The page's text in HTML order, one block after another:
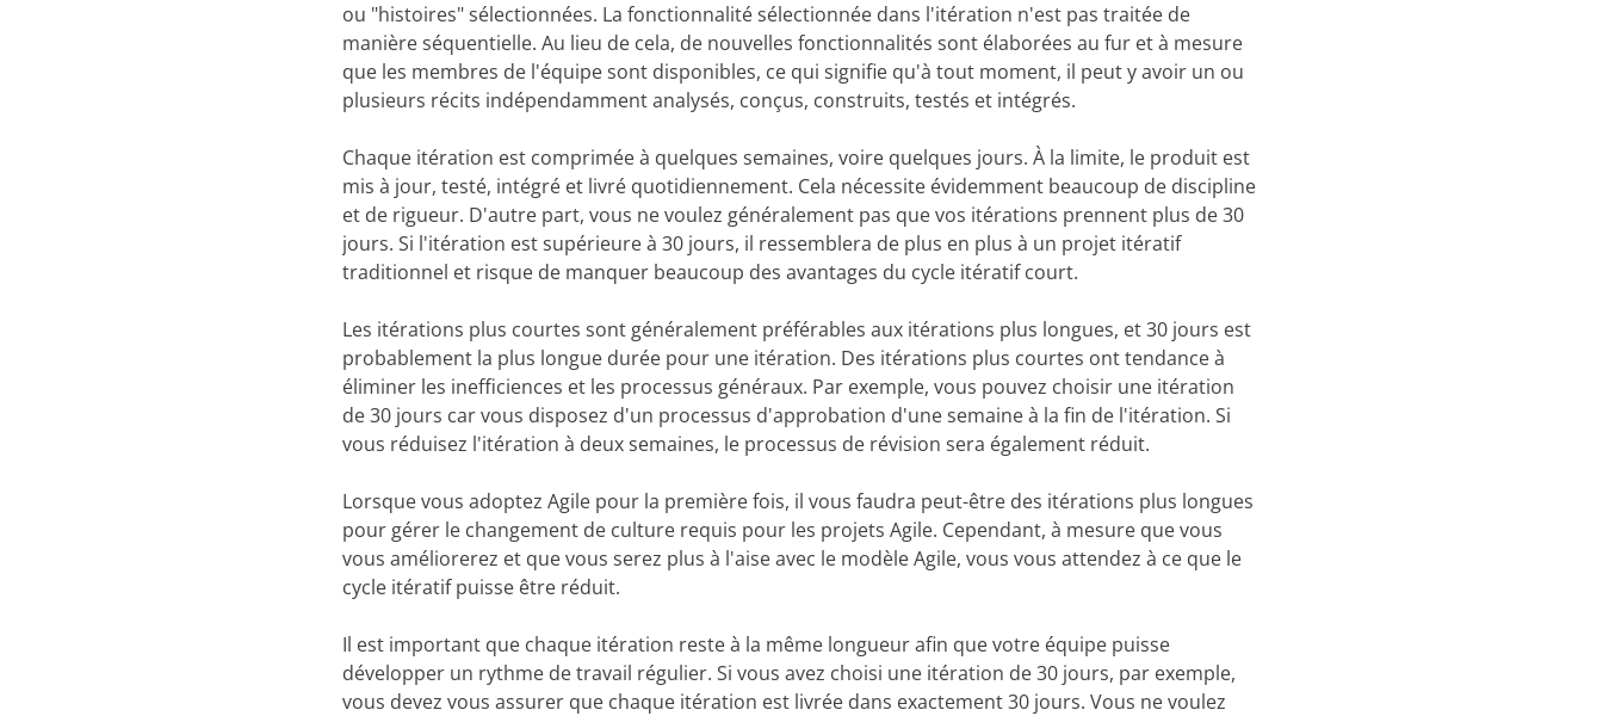
ou "histoires" sélectionnées. La fonctionnalité sélectionnée dans l'itération n'est pas traitée de
manière séquentielle. Au lieu de cela, de nouvelles fonctionnalités sont élaborées au fur et à mesure
que les membres de l'équipe sont disponibles, ce qui signifie qu'à tout moment, il peut y avoir un ou
plusieurs récits indépendamment analysés, conçus, construits, testés et intégrés.
Chaque itération est comprimée à quelques semaines, voire quelques jours. À la limite, le produit est
mis à jour, testé, intégré et livré quotidiennement. Cela nécessite évidemment beaucoup de discipline
et de rigueur. D'autre part, vous ne voulez généralement pas que vos itérations prennent plus de 30
jours. Si l'itération est supérieure à 30 jours, il ressemblera de plus en plus à un projet itératif
traditionnel et risque de manquer beaucoup des avantages du cycle itératif court.
Les itérations plus courtes sont généralement préférables aux itérations plus longues, et 30 jours est
probablement la plus longue durée pour une itération. Des itérations plus courtes ont tendance à
éliminer les inefficiences et les processus généraux. Par exemple, vous pouvez choisir une itération
de 30 jours car vous disposez d'un processus d'approbation d'une semaine à la fin de l'itération. Si
vous réduisez l'itération à deux semaines, le processus de révision sera également réduit.
Lorsque vous adoptez Agile pour la première fois, il vous faudra peut-être des itérations plus longues
pour gérer le changement de culture requis pour les projets Agile. Cependant, à mesure que vous
vous améliorerez et que vous serez plus à l'aise avec le modèle Agile, vous vous attendez à ce que le
cycle itératif puisse être réduit.
Il est important que chaque itération reste à la même longueur afin que votre équipe puisse
développer un rythme de travail régulier. Si vous avez choisi une itération de 30 jours, par exemple,
vous devez vous assurer que chaque itération est livrée dans exactement 30 jours. Vous ne voulez